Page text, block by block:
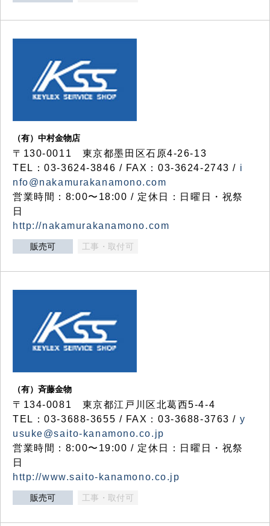
（有）中村金物店
〒130-0011 東京都墨田区石原4-26-13
TEL：03-3624-3846 / FAX：03-3624-2743 / i
nfo@nakamurakanamono.com
営業時間：8:00〜18:00 / 定休日：日曜日・祝祭
日
http://nakamurakanamono.com
販売可 工事・取付可
（有）斉藤金物
〒134-0081 東京都江戸川区北葛西5-4-4
TEL：03-3688-3655 / FAX：03-3688-3763 / y
usuke@saito-kanamono.co.jp
営業時間：8:00〜19:00 / 定休日：日曜日・祝祭
日
http://www.saito-kanamono.co.jp
販売可 工事・取付可